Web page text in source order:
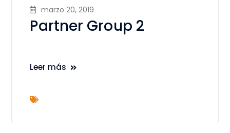
marzo 20, 2019
Partner Group 2
Leer más